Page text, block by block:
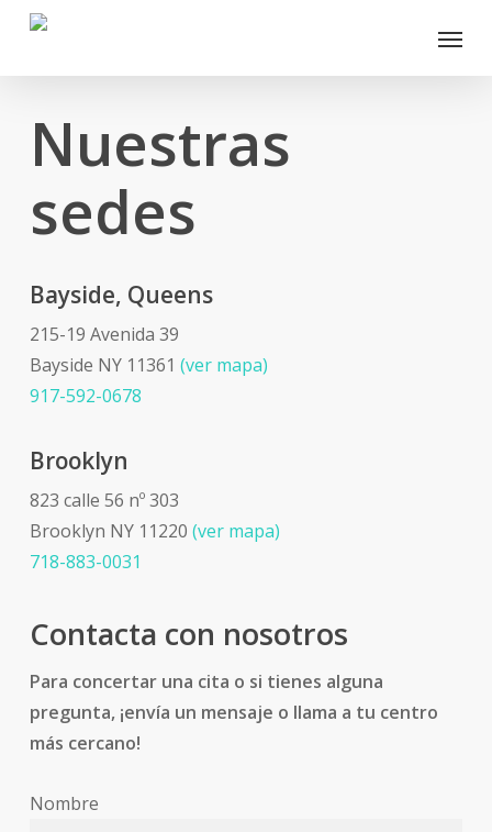
Skip
main
Menu
Nuestras
sedes
Bayside, Queens
215-19 Avenida 39
Bayside NY 11361 (ver mapa)
917-592-0678
Brooklyn
823 calle 56 nº 303
Brooklyn NY 11220 (ver mapa)
718-883-0031
Contacta con nosotros
Para concertar una cita o si tienes alguna
pregunta, ¡envía un mensaje o llama a tu centro
más cercano!
Nombre